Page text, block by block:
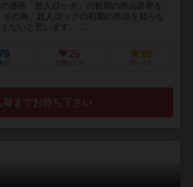
漫画「超人ロック」の初期の作品世界を
の為、超人ロックの初期の作品を知らな
ないと思います。 ...
り
25
お気に入り
89
持ってる
荷までお待ち下さい